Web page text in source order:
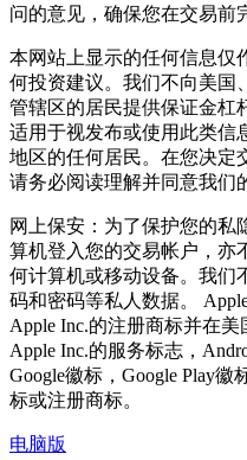
问的意见，确保您在交易前
本网站上显示的任何信息仅
何投资建议。我们不向美国
管辖区的居民提供保证金杠
适用于视发布或使用此类信
地区的任何居民。在您决定
请务必阅读理解并同意我们
网上保安：为了保护您的私
算机登入您的交易帐户，亦
何计算机或移动设备。我们
码和密码等私人数据。
Apple Inc.的注册商标并在
Apple Inc.的服务标志，
Google徽标，Google Play徽
标或注册商标。
电脑版